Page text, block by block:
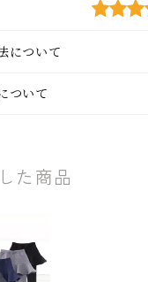
について
ついて
た商品